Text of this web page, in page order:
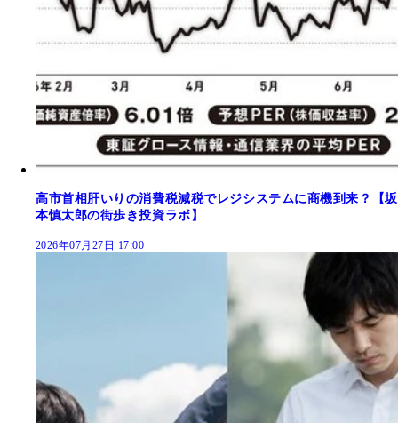
高市首相肝いりの消費税減税でレジシステムに商機到来？【坂
本慎太郎の街歩き投資ラボ】
2026年07月27日 17:00